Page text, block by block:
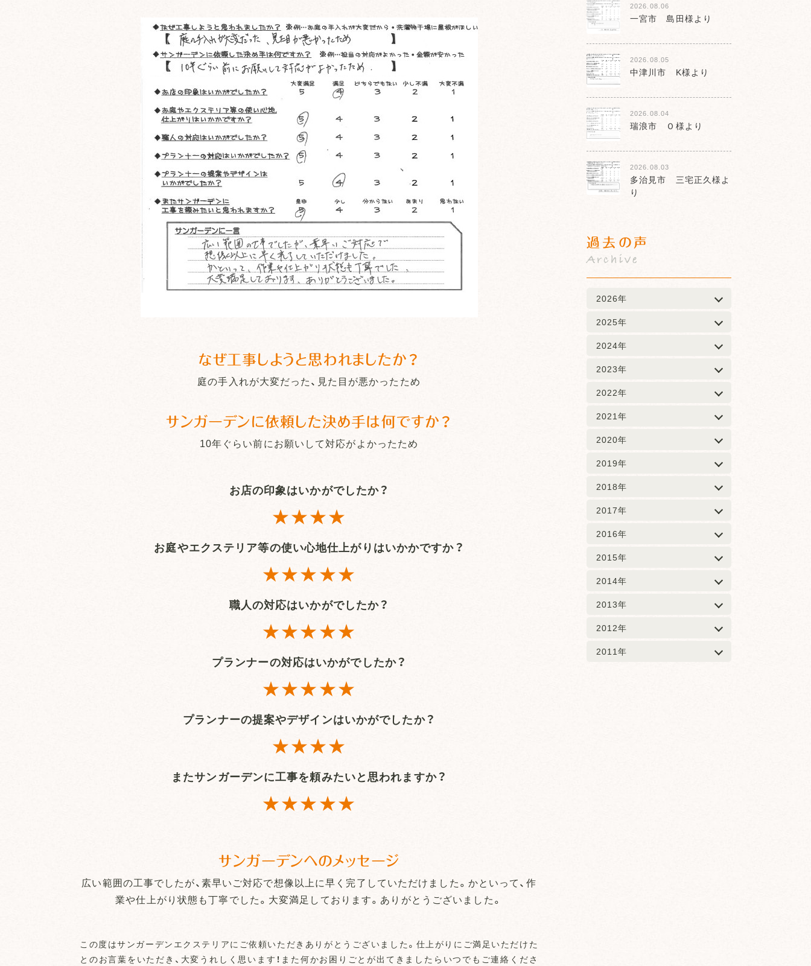
なぜ工事しようと思われましたか？
庭の手入れが大変だった、見た目が悪かったため
サンガーデンに依頼した決め手は何ですか？
10年ぐらい前にお願いして対応がよかったため
お店の印象はいかがでしたか？
★★★★
お庭やエクステリア等の使い心地仕上がりはいかかですか？
★★★★★
職人の対応はいかがでしたか？
★★★★★
プランナーの対応はいかがでしたか？
★★★★★
プランナーの提案やデザインはいかがでしたか？
★★★★
またサンガーデンに工事を頼みたいと思われますか？
★★★★★
サンガーデンへのメッセージ
広い範囲の工事でしたが、素早いご対応で想像以上に早く完了していただけました。かといって、作
業や仕上がり状態も丁寧でした。大変満足しております。ありがとうございました。
この度はサンガーデンエクステリアにご依頼いただきありがとうございました。仕上がりにご満足いただけた
とのお言葉をいただき、大変うれしく思います！また何かお困りごとが出てきましたらいつでもご連絡くださ
2026.08.06
一宮市 島田様より
2026.08.05
中津川市 K様より
2026.08.04
瑞浪市 Ｏ様より
2026.08.03
多治見市 三宅正久様よ
り
過去の声
Archive
2026年
2025年
2024年
2023年
2022年
2021年
2020年
2019年
2018年
2017年
2016年
2015年
2014年
2013年
2012年
2011年